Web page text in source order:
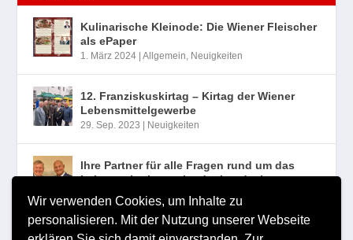
Wir verwenden Cookies, um Inhalte zu
personalisieren. Mit der Nutzung unserer Webseite
Kulinarische Kleinode: Die Wiener Fleischer
als ePaper
1. März 2024 |Allgemein Neuigkeiten
12. Franziskuskirtag – Kirtag der Wiener
Lebensmittelgewerbe
29. Sep. 2023 | Neuigkeiten
Ihre Partner für alle Fragen rund um das
Lebensmittelgewerbe der Landesinnung
Wien
10. Aug. 2023|Neuigkeiten